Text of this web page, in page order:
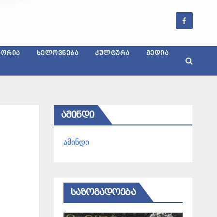
ᲮᲔᲚᲝᲕᲜᲔᲑᲐ ᲙᲣᲚᲢᲣᲠᲐ ᲛᲔᲓᲘᲐ
ᲐᲛᲘᲜᲓᲘ
ამინდი
ᲡᲐᲖᲝᲒᲐᲓᲝᲔᲑᲐ